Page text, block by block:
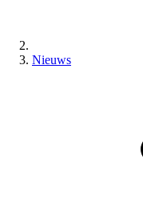
Nieuws